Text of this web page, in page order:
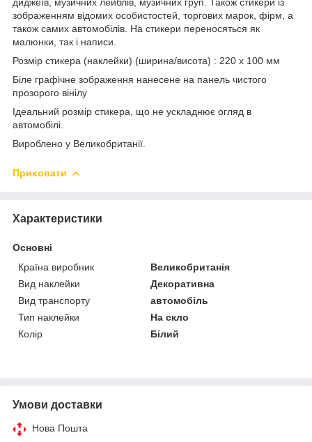
зображенням відомих особистостей, торгових марок, фірм, а
також самих автомобілів. На стикери переносяться як
малюнки, так і написи.
Розмір стикера (наклейки) (ширина/висота) : 220 x 100 мм
Біле графічне зображення нанесене на панель чистого
прозорого вінілу
Ідеальний розмір стикера, що не ускладнює огляд в
автомобілі.
Вироблено у Великобританії.
Приховати
Характеристики
Основні
Країна виробник
Великобританія
Вид наклейки
Декоративна
Вид транспорту
автомобіль
Тип наклейки
На скло
Колір
Білий
Умови доставки
Нова Пошта